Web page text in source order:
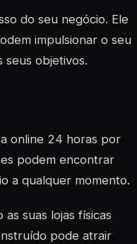
do seu negócio. Ele
impulsionar o seu
seus objetivos.
online 24 horas por
podem encontrar
a qualquer momento.
suas lojas físicas
pode atrair